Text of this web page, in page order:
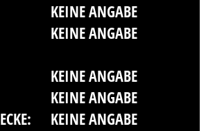
KEINE ANGABE
KEINE ANGABE
KEINE ANGABE
KEINE ANGABE
KEINE ANGABE